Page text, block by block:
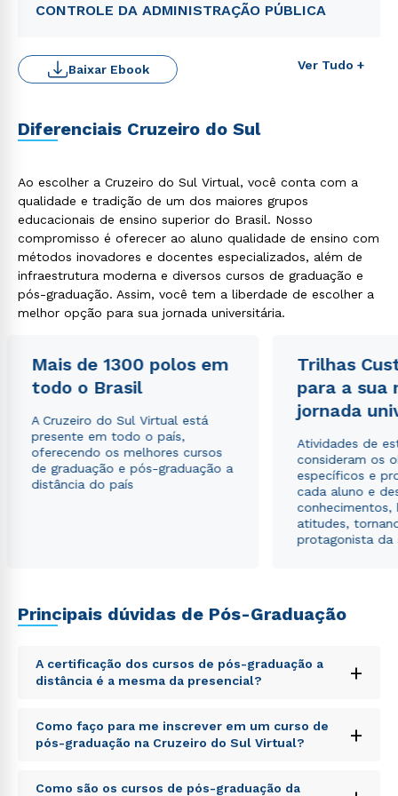
CONTROLE DA ADMINISTRAÇÃO PÚBLICA
Ver Tudo +
Baixar Ebook
Diferenciais Cruzeiro do Sul
Ao escolher a Cruzeiro do Sul Virtual, você conta com a
qualidade e tradição de um dos maiores grupos
educacionais de ensino superior do Brasil. Nosso
compromisso é oferecer ao aluno qualidade de ensino com
métodos inovadores e docentes especializados, além de
infraestrutura moderna e diversos cursos de graduação e
pós-graduação. Assim, você tem a liberdade de escolher a
melhor opção para sua jornada universitária.
Mais de 1300 polos em
todo o Brasil
A Cruzeiro do Sul Virtual está
presente em todo o país,
oferecendo os melhores cursos
de graduação e pós-graduação a
distância do país
Trilhas
para a sua
jornada
Atividades de
consideram os
específicos e
cada aluno e
conhecimentos,
atitudes,
protagonista da
Principais dúvidas de Pós-Graduação
A certificação dos cursos de pós-graduação a
distância é a mesma da presencial?
+
Sed ut perspiciatis unde omnis iste natus error sit
voluptatem accusantium doloremque laudantium,
totam rem aperiam, eaque ipsa quae ab illo inventore
explicabo. Nemo enim ipsam voluptatem quia
Como faço para me inscrever em um curso de
pós-graduação na Cruzeiro do Sul Virtual?
+
Sed ut perspiciatis unde omnis iste natus error sit
Como são os cursos de pós-graduação da
Rápido e fácil
WhatsApp
ou
Estou de acordo com a Política de Privacidade.e
autorizo que meus dados sejam utilizados para o
envio de conteúdos da Cruzeiro do Sul.